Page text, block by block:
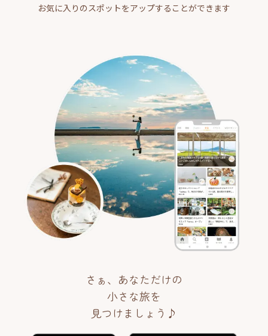
お気に入りのスポットをアップすることができます
さぁ、あなただけの
小さな旅を
見つけましょう♪